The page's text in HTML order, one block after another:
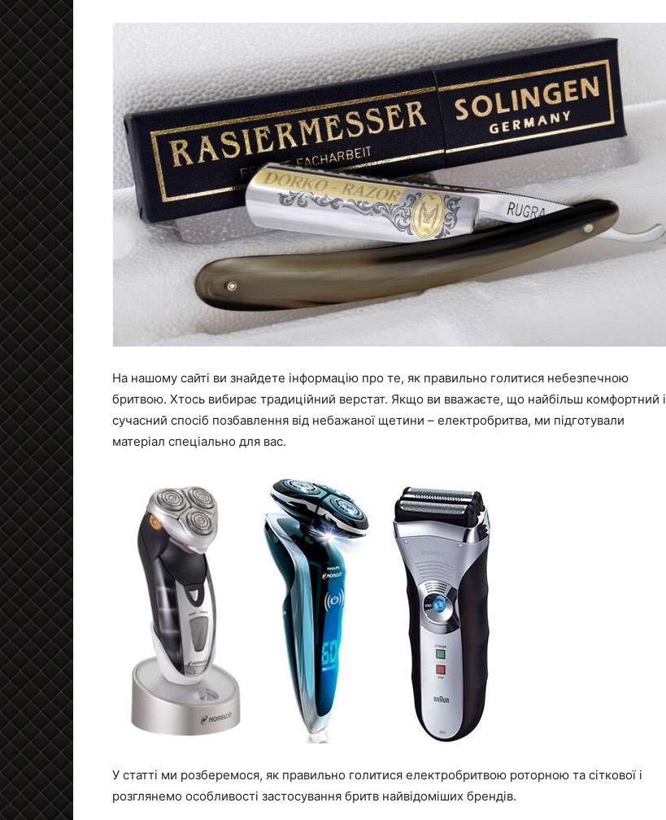
На нашому сайті ви знайдете інформацію про те, як правильно голитися небезпечною
бритвою. Хтось вибирає традиційний верстат. Якщо ви вважаєте, що найбільш комфортний і
сучасний спосіб позбавлення від небажаної щетини – електробритва, ми підготували
матеріал спеціально для вас.
У статті ми розберемося, як правильно голитися електробритвою роторною та сіткової і
розглянемо особливості застосування бритв найвідоміших брендів.